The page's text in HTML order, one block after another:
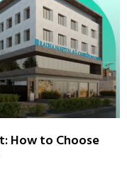
How to Choose